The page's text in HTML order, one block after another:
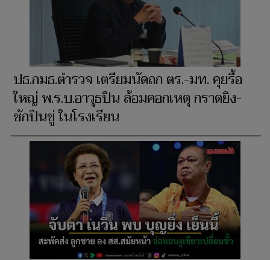
ปธ.กมธ.ตำรวจ เตรียมนัดถก ตร.-มท. คุยรื้อ
ใหญ่ พ.ร.บ.อาวุธปืน ล้อมคอกเหตุ กราดยิง-
ชักปืนขู่ ในโรงเรียน